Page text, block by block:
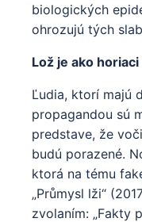
biologických
ohrozujú tých
Lož je ako horiaci
Ľudia, ktorí majú
propagandou sú
predstave, že
budú porazené.
ktorá na tému
„Průmysl lži“
zvolaním: „Fakty